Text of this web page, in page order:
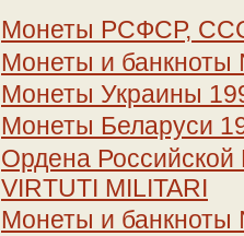
Монеты РСФСР,
Монеты и
Монеты Украины
Монеты Беларуси
Ордена
VIRTUTI MILITARI
Монеты и